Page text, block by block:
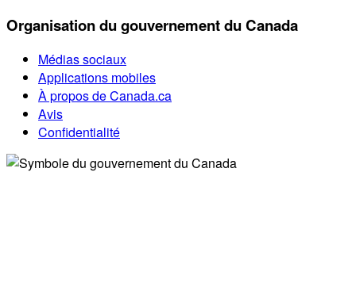
Organisation du gouvernement du Canada
Médias sociaux
Applications mobiles
À propos de Canada.ca
Avis
Confidentialité